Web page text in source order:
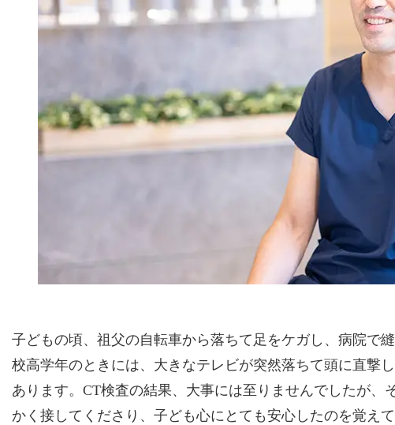
子どもの頃、祖父の自転車から落ちて足をケガし、病院で
校高学年のときには、大きなテレビが突然落ちて頭に直撃
あります。CT検査の結果、大事には至りませんでしたが、
かく接してくださり、子ども心にとても安心したのを覚えて